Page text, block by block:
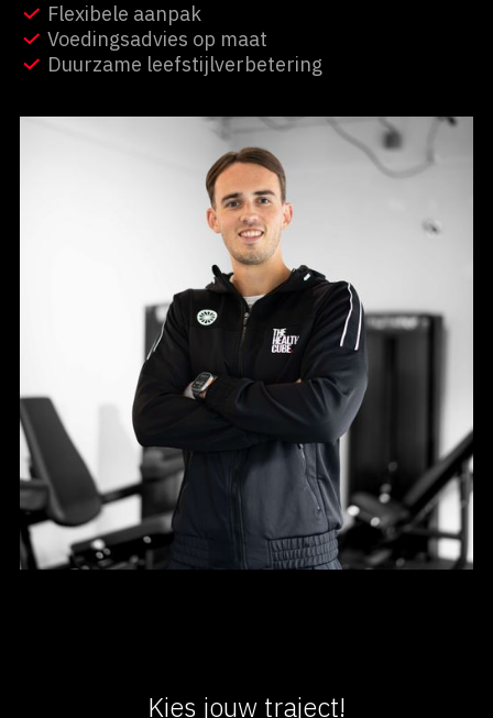
Flexibele aanpak
Voedingsadvies op maat
Duurzame leefstijlverbetering
Kies jouw traject!